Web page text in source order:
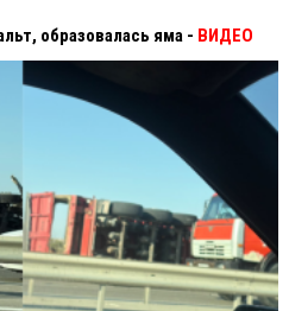
образовалась яма - ВИДЕО